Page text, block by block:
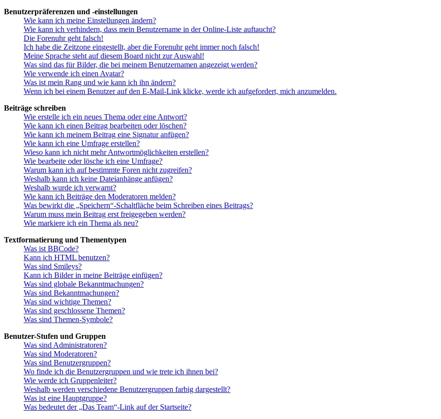
Benutzerpräferenzen und -einstellungen
Wie kann ich meine Einstellungen ändern?
Wie kann ich verhindern, dass mein Benutzername in der Online-Liste auftaucht?
Die Forenuhr geht falsch!
Ich habe die Zeitzone eingestellt, aber die Forenuhr geht immer noch falsch!
Meine Sprache steht auf diesem Board nicht zur Auswahl!
Was sind das für Bilder, die bei meinem Benutzernamen angezeigt werden?
Wie verwende ich einen Avatar?
Was ist mein Rang und wie kann ich ihn ändern?
Wenn ich bei einem Benutzer auf den E-Mail-Link klicke, werde ich aufgefordert, mich anzumelden.
Beiträge schreiben
Wie erstelle ich ein neues Thema oder eine Antwort?
Wie kann ich einen Beitrag bearbeiten oder löschen?
Wie kann ich meinem Beitrag eine Signatur anfügen?
Wie kann ich eine Umfrage erstellen?
Wieso kann ich nicht mehr Antwortmöglichkeiten erstellen?
Wie bearbeite oder lösche ich eine Umfrage?
Warum kann ich auf bestimmte Foren nicht zugreifen?
Weshalb kann ich keine Dateianhänge anfügen?
Weshalb wurde ich verwarnt?
Wie kann ich Beiträge den Moderatoren melden?
Was bewirkt die „Speichern“-Schaltfläche beim Schreiben eines Beitrags?
Warum muss mein Beitrag erst freigegeben werden?
Wie markiere ich ein Thema als neu?
Textformatierung und Thementypen
Was ist BBCode?
Kann ich HTML benutzen?
Was sind Smileys?
Kann ich Bilder in meine Beiträge einfügen?
Was sind globale Bekanntmachungen?
Was sind Bekanntmachungen?
Was sind wichtige Themen?
Was sind geschlossene Themen?
Was sind Themen-Symbole?
Benutzer-Stufen und Gruppen
Was sind Administratoren?
Was sind Moderatoren?
Was sind Benutzergruppen?
Wo finde ich die Benutzergruppen und wie trete ich ihnen bei?
Wie werde ich Gruppenleiter?
Weshalb werden verschiedene Benutzergruppen farbig dargestellt?
Was ist eine Hauptgruppe?
Was bedeutet der „Das Team“-Link auf der Startseite?